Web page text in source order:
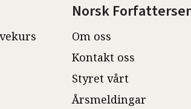
Norsk
Om oss
Kontakt oss
Styret vårt
Årsmeldingar